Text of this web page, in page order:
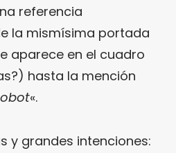
referencia
la mismísima portada
aparece en el cuadro
hasta la mención
«.
y grandes intenciones: